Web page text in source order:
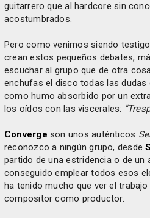
guitarrero que al hardcore sin
acostumbrados.
Pero como venimos siendo
crean estos pequeños debates,
escuchar al grupo que de otra
enchufas el disco todas las dudas
como humo absorbido por un
los oídos con las viscerales:
Converge son unos auténticos
reconozco a ningún grupo, desde
partido de una estridencia o de un
conseguido emplear todos esos
ha tenido mucho que ver el trabajo
compositor como productor.